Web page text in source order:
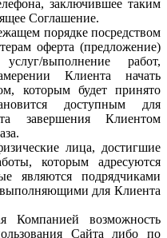
заключившее таким
Соглашение.
порядке посредством
оферта (предложение)
выполнение работ,
Клиента начать
которым будет принято
доступным для
завершения Клиентом
лица, достигшие
которым адресуются
являются подрядчиками
для Клиента
Компанией возможность
Сайта либо по